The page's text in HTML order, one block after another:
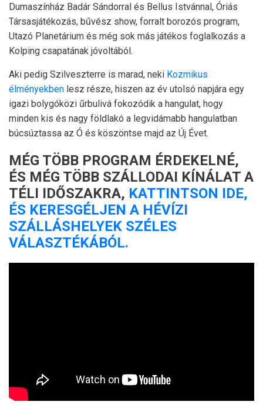
Dumaszínház Badár Sándorral és Bellus Istvánnal, Óriás
Társasjátékozás, bűvész show, forralt borozós program,
Utazó Planetárium és még sok más játékos foglalkozás a
Kolping csapatának jóvoltából.
Aki pedig Szilveszterre is marad, neki Kozmikus
élményekben lesz része, hiszen az év utolsó napjára egy
igazi bolygóközi űrbulivá fokozódik a hangulat, hogy
minden kis és nagy földlakó a legvidámabb hangulatban
búcsúztassa az Ó és köszöntse majd az Új Évet.
MÉG TÖBB PROGRAM ÉRDEKELNÉ,
ÉS MÉG TÖBB SZÁLLODAI KÍNÁLAT A
TÉLI IDŐSZAKRA, KATTINTSON IDE,
ÉS KERESGÉLJEN A HÉVÍZI
SZÁLLÁSHELYEK SZÉLES
VÁLASZTÉKÁBÓL.